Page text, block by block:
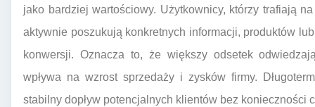
jako bardziej wartościowy. Użytkownicy, którzy trafiają
aktywnie poszukują konkretnych informacji, produktów
konwersji. Oznacza to, że większy odsetek
wpływa na wzrost sprzedaży i zysków firmy.
stabilny dopływ potencjalnych klientów bez konieczności